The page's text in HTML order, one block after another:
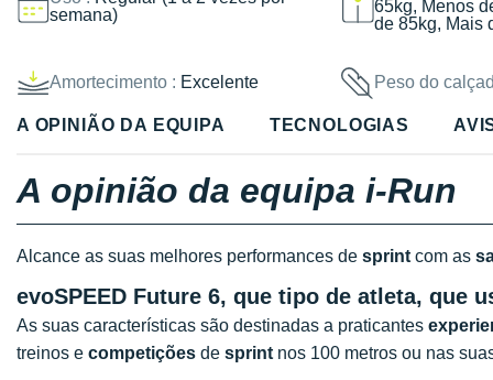
semana)
65kg, Menos
de 85kg, Mais
Amortecimento : Excelente Peso do
A OPINIÃO DA EQUIPA TECNOLOGIAS
A opinião da equipa i-Run
Alcance as suas melhores performances de sprint com as
evoSPEED Future 6, que tipo de atleta, que
As suas características são destinadas a praticantes
treinos e competições de sprint nos 100 metros ou nas